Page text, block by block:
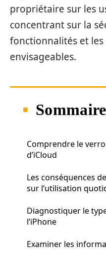
propriétaire sur les
concentrant sur la
fonctionnalités et
envisageables.
Sommaire
Comprendre le
d’iCloud
Les conséquences
sur l’utilisation
Diagnostiquer le
l’iPhone
Examiner les